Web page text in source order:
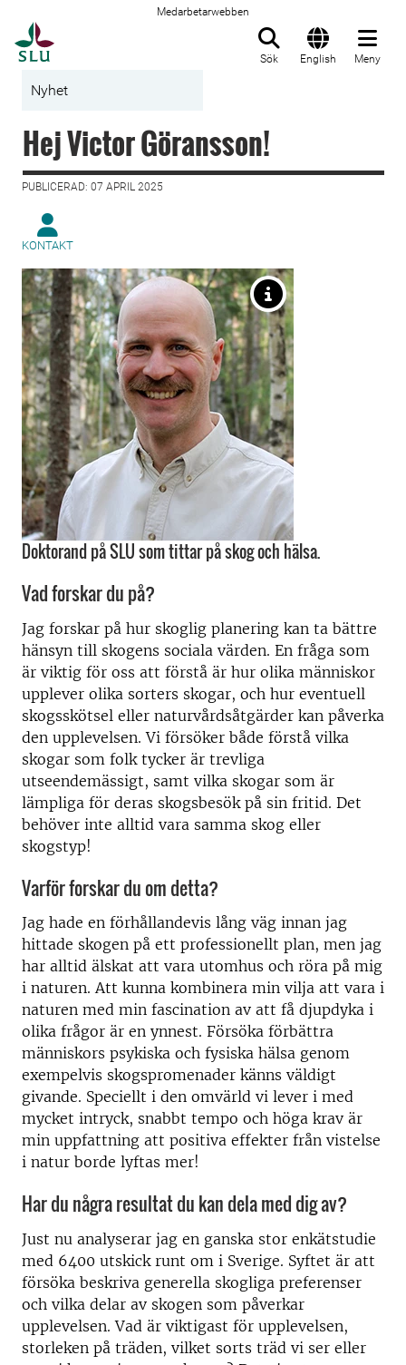
Medarbetarwebben
Sök English Meny
Nyhet
Hej Victor Göransson!
PUBLICERAD: 07 APRIL 2025
KONTAKT
Doktorand på SLU som tittar på skog och hälsa.
Vad forskar du på?
Jag forskar på hur skoglig planering kan ta bättre
hänsyn till skogens sociala värden. En fråga som
är viktig för oss att förstå är hur olika människor
upplever olika sorters skogar, och hur eventuell
skogsskötsel eller naturvårdsåtgärder kan påverka
den upplevelsen. Vi försöker både förstå vilka
skogar som folk tycker är trevliga
utseendemässigt, samt vilka skogar som är
lämpliga för deras skogsbesök på sin fritid. Det
behöver inte alltid vara samma skog eller
skogstyp!
Varför forskar du om detta?
Jag hade en förhållandevis lång väg innan jag
hittade skogen på ett professionellt plan, men jag
har alltid älskat att vara utomhus och röra på mig
i naturen. Att kunna kombinera min vilja att vara i
naturen med min fascination av att få djupdyka i
olika frågor är en ynnest. Försöka förbättra
människors psykiska och fysiska hälsa genom
exempelvis skogspromenader känns väldigt
givande. Speciellt i den omvärld vi lever i med
mycket intryck, snabbt tempo och höga krav är
min uppfattning att positiva effekter från vistelse
i natur borde lyftas mer!
Har du några resultat du kan dela med dig av?
Just nu analyserar jag en ganska stor enkätstudie
med 6400 utskick runt om i Sverige. Syftet är att
försöka beskriva generella skogliga preferenser
och vilka delar av skogen som påverkar
upplevelsen. Vad är viktigast för upplevelsen,
storleken på träden, vilket sorts träd vi ser eller